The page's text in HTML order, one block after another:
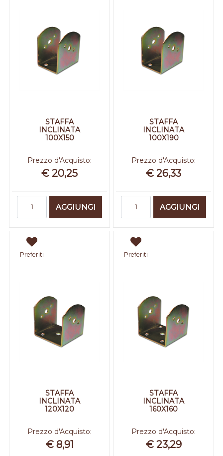
STAFFA
INCLINATA
100X150
Prezzo d'Acquisto:
€ 20,25
AGGIUNGI
STAFFA
INCLINATA
100X190
Prezzo d'Acquisto:
€ 26,33
AGGIUNGI
Preferiti
STAFFA
INCLINATA
120X120
Prezzo d'Acquisto:
€ 8,91
Preferiti
STAFFA
INCLINATA
160X160
Prezzo d'Acquisto:
€ 23,29